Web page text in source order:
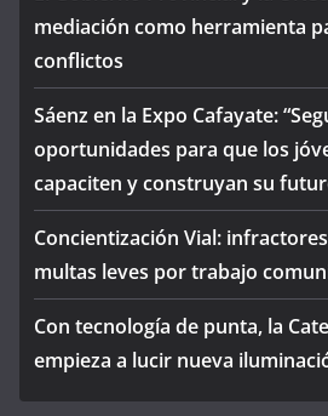
mediación como herramienta
conflictos
Sáenz en la Expo Cafayate:
oportunidades para que los
capaciten y construyan su
Concientización Vial:
multas leves por trabajo
Con tecnología de punta, la
empieza a lucir nueva